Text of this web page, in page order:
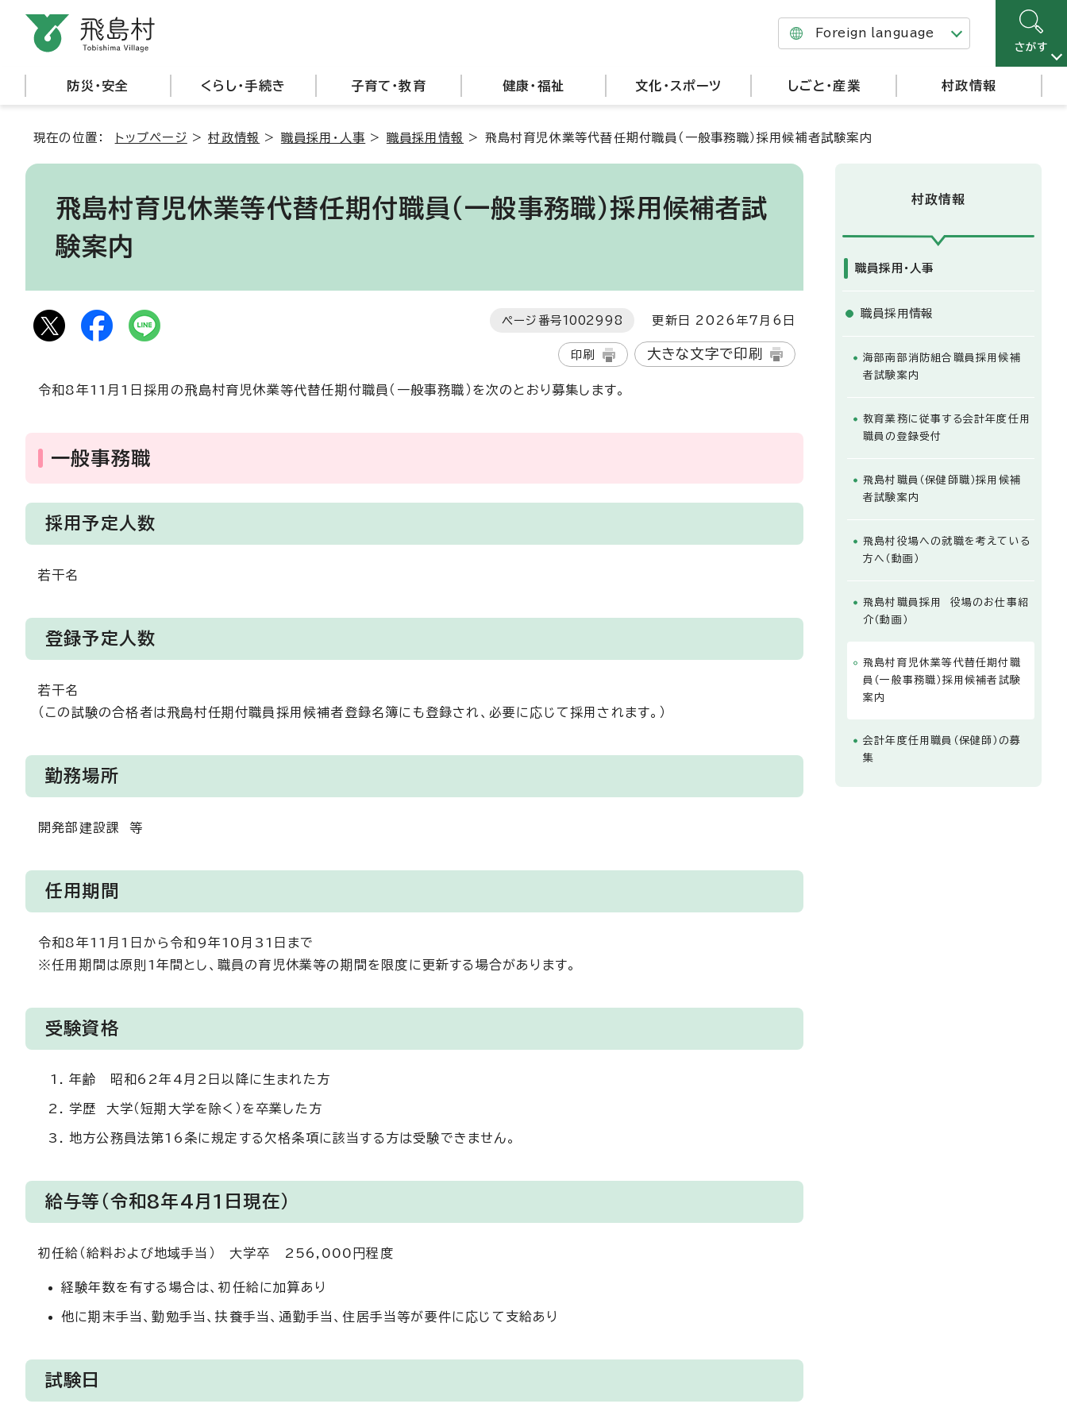
Foreign language
さがす
防災・安全 くらし・手続き 子育て・教育 健康・福祉 文化・スポーツ しごと・産業 村政情報
現在の位置： トップページ >村政情報 > 職員採用・人事 > 職員採用情報 > 飛島村育児休業等代替任期付職員（一般事務職）採用候補者試験案内
飛島村育児休業等代替任期付職員（一般事務職）採用候補者試
験案内
ページ番号1002998 更新日 2026年7月6日
印刷 大きな文字で印刷
令和8年11月1日採用の飛島村育児休業等代替任期付職員（一般事務職）を次のとおり募集します。
一般事務職
採用予定人数
若干名
登録予定人数
若干名
（この試験の合格者は飛島村任期付職員採用候補者登録名簿にも登録され、必要に応じて採用されます。）
勤務場所
開発部建設課 等
任用期間
令和8年11月1日から令和9年10月31日まで
※任用期間は原則1年間とし、職員の育児休業等の期間を限度に更新する場合があります。
受験資格
年齢 昭和62年4月2日以降に生まれた方
学歴 大学（短期大学を除く）を卒業した方
地方公務員法第16条に規定する欠格条項に該当する方は受験できません。
給与等（令和8年4月1日現在）
初任給（給料および地域手当） 大学卒 256,000円程度
経験年数を有する場合は、初任給に加算あり
他に期末手当、勤勉手当、扶養手当、通勤手当、住居手当等が要件に応じて支給あり
試験日
村政情報
職員採用・人事
職員採用情報
海部南部消防組合職員採用候補
者試験案内
教育業務に従事する会計年度任用
職員の登録受付
飛島村職員（保健師職）採用候補
者試験案内
飛島村役場への就職を考えている
方へ（動画）
飛島村職員採用 役場のお仕事紹
介（動画）
飛島村育児休業等代替任期付職
員（一般事務職）採用候補者試験
案内
会計年度任用職員（保健師）の募
集